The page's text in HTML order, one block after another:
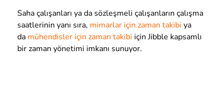
Saha çalışanları ya da sözleşmeli çalışanların çalışma
saatlerinin yanı sıra, mimarlar için zaman takibi ya
da mühendisler için zaman takibi için Jibble kapsamlı
bir zaman yönetimi imkanı sunuyor.